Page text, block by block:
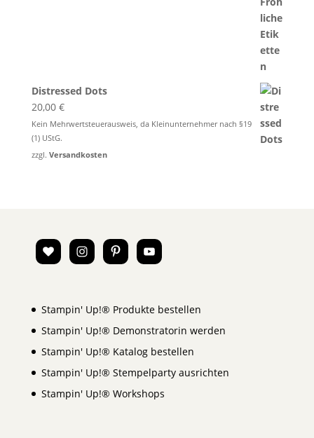
Distressed Dots
20,00 €
Kein Mehrwertsteuerausweis, da Kleinunternehmer nach §19
(1) UStG.
zzgl. Versandkosten
Stampin' Up!® Produkte bestellen
Stampin' Up!® Demonstratorin werden
Stampin' Up!® Katalog bestellen
Stampin' Up!® Stempelparty ausrichten
Stampin' Up!® Workshops